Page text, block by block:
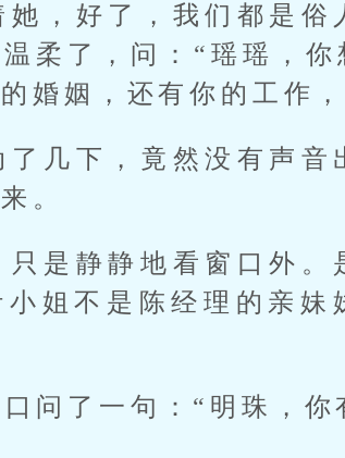
，好了，我们都是俗
柔了，问：“瑶瑶，你
婚姻，还有你的工作
了几下，竟然没有声音
。
是静静地看窗口外。
姐不是陈经理的亲妹
问了一句：“明珠，你